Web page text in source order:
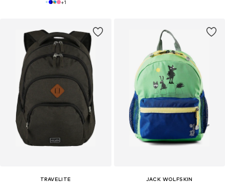
+1
TRAVELITE
JACK WOLFSKIN